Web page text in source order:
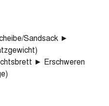
Sandsack ►
► Erschweren